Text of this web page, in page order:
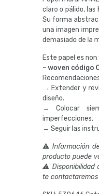
claro o pálido,
Su forma
una imagen
demasiado de la
Este papel es
– woven código
→ Extender y
diseño.
→ Colocar
imperfecciones.
→ Seguir las
⚠ Información
producto puede
⚠ Disponibilidad
te contactaremos